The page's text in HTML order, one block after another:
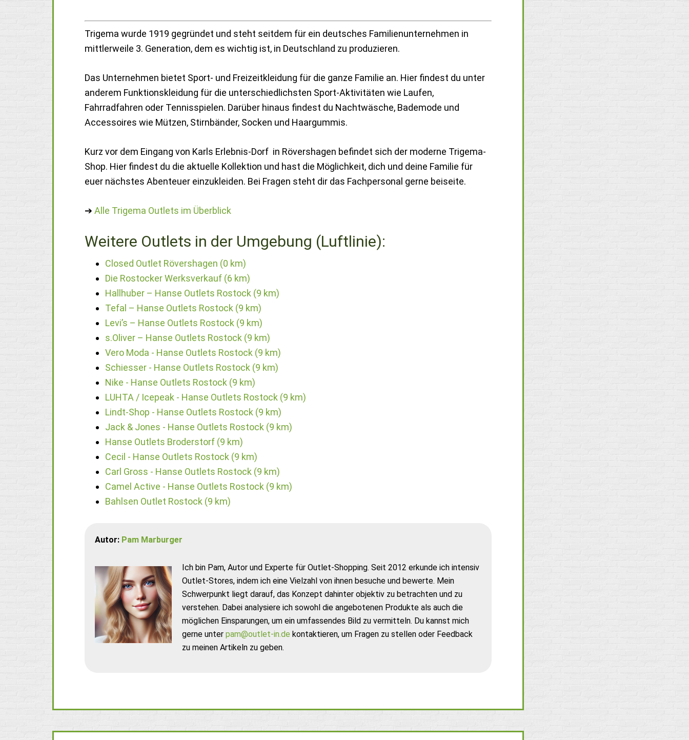
Trigema wurde 1919 gegründet und steht seitdem für ein deutsches Familienunternehmen in
mittlerweile 3. Generation, dem es wichtig ist, in Deutschland zu produzieren.
Das Unternehmen bietet Sport- und Freizeitkleidung für die ganze Familie an. Hier findest du unter
anderem Funktionskleidung für die unterschiedlichsten Sport-Aktivitäten wie Laufen,
Fahrradfahren oder Tennisspielen. Darüber hinaus findest du Nachtwäsche, Bademode und
Accessoires wie Mützen, Stirnbänder, Socken und Haargummis.
Kurz vor dem Eingang von Karls Erlebnis-Dorf in Rövershagen befindet sich der moderne Trigema-
Shop. Hier findest du die aktuelle Kollektion und hast die Möglichkeit, dich und deine Familie für
euer nächstes Abenteuer einzukleiden. Bei Fragen steht dir das Fachpersonal gerne beiseite.
➔ Alle Trigema Outlets im Überblick
Weitere Outlets in der Umgebung (Luftlinie):
Closed Outlet Rövershagen (0 km)
Die Rostocker Werksverkauf (6 km)
Hallhuber – Hanse Outlets Rostock (9 km)
Tefal – Hanse Outlets Rostock (9 km)
Levi’s – Hanse Outlets Rostock (9 km)
s.Oliver – Hanse Outlets Rostock (9 km)
Vero Moda - Hanse Outlets Rostock (9 km)
Schiesser - Hanse Outlets Rostock (9 km)
Nike - Hanse Outlets Rostock (9 km)
LUHTA / Icepeak - Hanse Outlets Rostock (9 km)
Lindt-Shop - Hanse Outlets Rostock (9 km)
Jack & Jones - Hanse Outlets Rostock (9 km)
Hanse Outlets Broderstorf (9 km)
Cecil - Hanse Outlets Rostock (9 km)
Carl Gross - Hanse Outlets Rostock (9 km)
Camel Active - Hanse Outlets Rostock (9 km)
Bahlsen Outlet Rostock (9 km)
Autor: Pam Marburger
Ich bin Pam, Autor und Experte für Outlet-Shopping. Seit 2012 erkunde ich intensiv
Outlet-Stores, indem ich eine Vielzahl von ihnen besuche und bewerte. Mein
Schwerpunkt liegt darauf, das Konzept dahinter objektiv zu betrachten und zu
verstehen. Dabei analysiere ich sowohl die angebotenen Produkte als auch die
möglichen Einsparungen, um ein umfassendes Bild zu vermitteln. Du kannst mich
gerne unter pam@outlet-in.de kontaktieren, um Fragen zu stellen oder Feedback
zu meinen Artikeln zu geben.